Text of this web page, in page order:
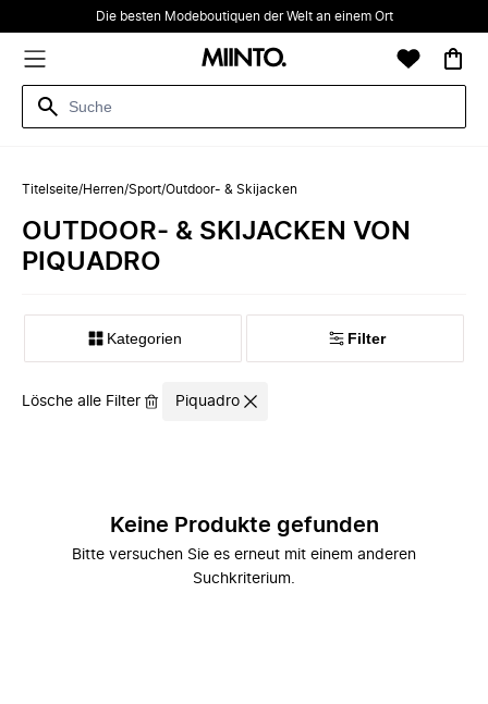
Die besten Modeboutiquen der Welt an einem Ort
Titelseite/Herren/Sport/Outdoor- & Skijacken
OUTDOOR- & SKIJACKEN VON
PIQUADRO
Kategorien Filter
Lösche alle Filter Piquadro
Keine Produkte gefunden
Bitte versuchen Sie es erneut mit einem anderen
Suchkriterium.